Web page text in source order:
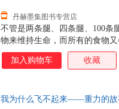
不管是两条腿、四条腿、100条
物来维持生命，而所有的食物
生物是如何通过食物而相互联
又依赖什么生存。
丹赫墨集图书专营店
加入购物车 收藏
我为什么飞不起来——重力的故